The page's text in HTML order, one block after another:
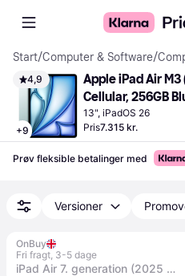
Start/Computer & Software/
4,9
+9
Apple iPad Air
Cellular, 256GB
13", iPadOS 26
Pris7.315 kr.
Prøv fleksible betalinger med
Versioner
OnBuy
Fri fragt, 3-5 dage
iPad Air 7. generation (2025 M3) 13-tommer Wi-Fi 256 GB Blå